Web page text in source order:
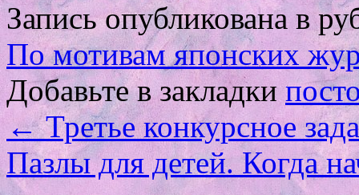
Запись опубликована в
По мотивам японских
Добавьте в закладки
←Третье конкурсное
Пазлы для детей. Когда